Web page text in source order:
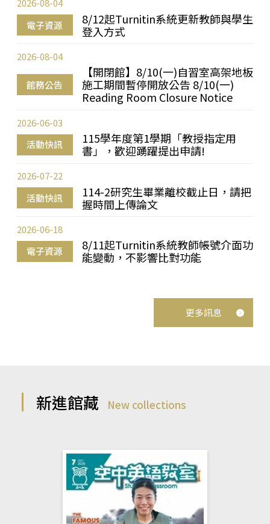
電子資源
8/12起Turnitin系統更新教師與學生
登入方式
2026-08-04
館務公告
【開閉館】8/10(一)自習室高架地板
施工期間暫停開放公告 8/10(一)
Reading Room Closure Notice
2026-08-04
活動快訊
115學年度第1學期「教授指定用
書」，歡迎踴躍提出申請!
2026-06-03
活動快訊
114-2研究生畢業離校截止日，請把
握時間上傳論文
2026-07-22
電子資源
8/11起Turnitin系統教師帳號介面功
能變動，不影響比對功能
2026-06-18
更多訊息
新進館藏 New collections